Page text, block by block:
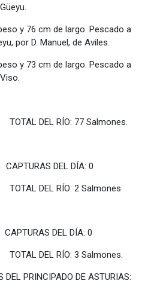
y 76 cm de largo. Pescado a
por D. Manuel, de Aviles.
y 73 cm de largo. Pescado a
77 Salmones.
DEL DÍA: 0
2 Salmones
DEL DÍA: 0
3 Salmones.
PRINCIPADO DE ASTURIAS: